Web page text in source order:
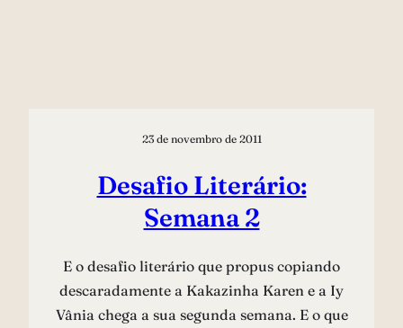
23 de novembro de 2011
Desafio Literário:
Semana 2
E o desafio literário que propus copiando
descaradamente a Kakazinha Karen e a Iy
Vânia chega a sua segunda semana. E o que